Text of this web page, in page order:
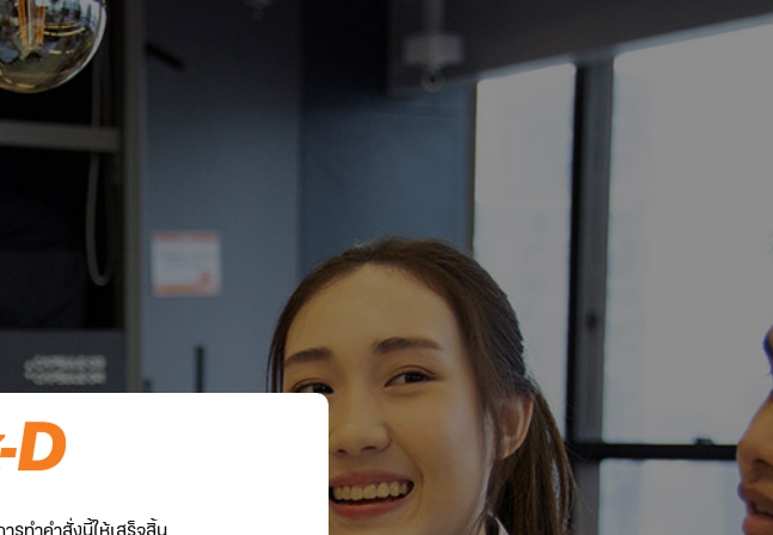
ทำคำสั่งนี้ให้เสร็จสิ้น